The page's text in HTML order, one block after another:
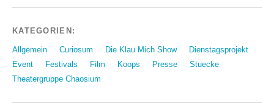
KATEGORIEN:
Allgemein Curiosum Die Klau Mich Show
Dienstagsprojekt
Event
Festivals Film Koops Presse
Stuecke
Theatergruppe Chaosium